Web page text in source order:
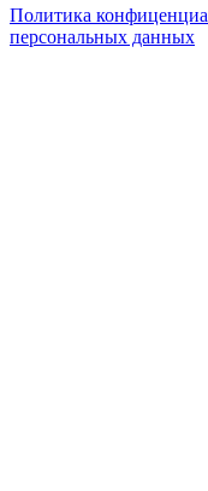
Политика
персональных данных